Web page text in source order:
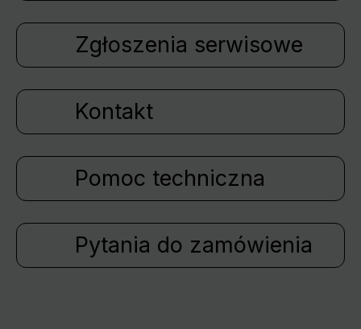
Zgłoszenia serwisowe
Kontakt
Pomoc techniczna
Pytania do zamówienia